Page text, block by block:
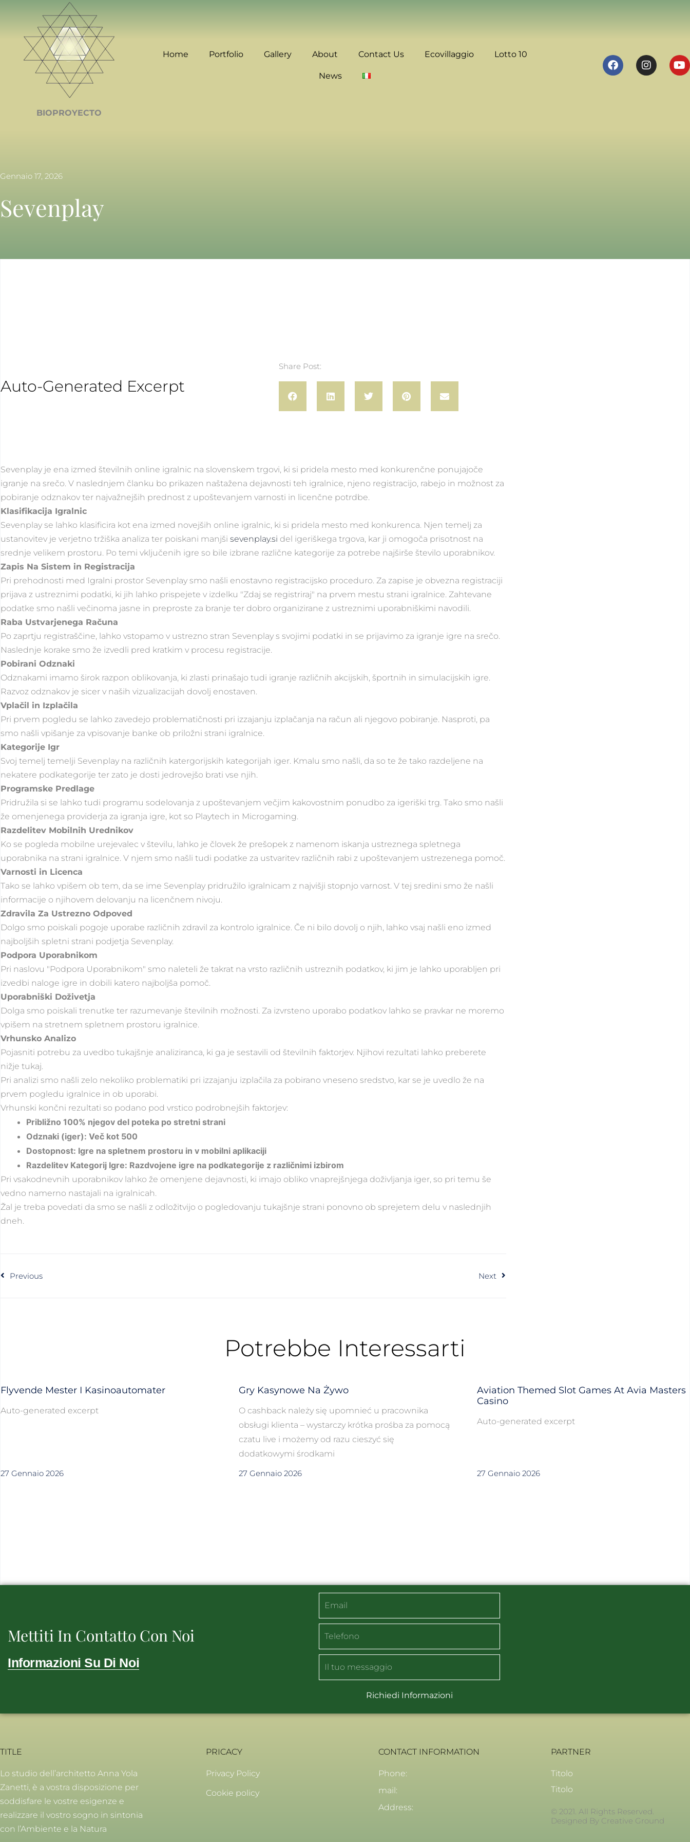
BIOPROYECTO
Home Portfolio Gallery About Contact Us Ecovillaggio Lotto 10
News
Gennaio 17, 2026
Sevenplay
Auto-Generated Excerpt
Share Post:
Sevenplay je ena izmed številnih online igralnic na slovenskem trgovi, ki si pridela mesto med konkurenčne ponujajoče
igranje na srečo. V naslednjem članku bo prikazen naštažena dejavnosti teh igralnice, njeno registracijo, rabejo in možnost za
pobiranje odznakov ter najvažnejših prednost z upoštevanjem varnosti in licenčne potrdbe.
Klasifikacija Igralnic
Sevenplay se lahko klasificira kot ena izmed novejših online igralnic, ki si pridela mesto med konkurenca. Njen temelj za
ustanovitev je verjetno tržiška analiza ter poiskani manjši sevenplay.si del igeriškega trgova, kar ji omogoča prisotnost na
srednje velikem prostoru. Po temi vključenih igre so bile izbrane različne kategorije za potrebe najširše število uporabnikov.
Zapis Na Sistem in Registracija
Pri prehodnosti med Igralni prostor Sevenplay smo našli enostavno registracijsko proceduro. Za zapise je obvezna registraciji
prijava z ustreznimi podatki, ki jih lahko prispejete v izdelku "Zdaj se registriraj" na prvem mestu strani igralnice. Zahtevane
podatke smo našli večinoma jasne in preproste za branje ter dobro organizirane z ustreznimi uporabniškimi navodili.
Raba Ustvarjenega Računa
Po zaprtju registraščine, lahko vstopamo v ustrezno stran Sevenplay s svojimi podatki in se prijavimo za igranje igre na srečo.
Naslednje korake smo že izvedli pred kratkim v procesu registracije.
Pobirani Odznaki
Odznakami imamo širok razpon oblikovanja, ki zlasti prinašajo tudi igranje različnih akcijskih, športnih in simulacijskih igre.
Razvoz odznakov je sicer v naših vizualizacijah dovolj enostaven.
Vplačil in Izplačila
Pri prvem pogledu se lahko zavedejo problematičnosti pri izzajanju izplačanja na račun ali njegovo pobiranje. Nasproti, pa
smo našli vpišanje za vpisovanje banke ob priložni strani igralnice.
Kategorije Igr
Svoj temelj temelji Sevenplay na različnih katergorijskih kategorijah iger. Kmalu smo našli, da so te že tako razdeljene na
nekatere podkategorije ter zato je dosti jedrovejšo brati vse njih.
Programske Predlage
Pridružila si se lahko tudi programu sodelovanja z upoštevanjem večjim kakovostnim ponudbo za igeriški trg. Tako smo našli
že omenjenega providerja za igranja igre, kot so Playtech in Microgaming.
Razdelitev Mobilnih Urednikov
Ko se pogleda mobilne urejevalec v številu, lahko je človek že prešopek z namenom iskanja ustreznega spletnega
uporabnika na strani igralnice. V njem smo našli tudi podatke za ustvaritev različnih rabi z upoštevanjem ustrezenega pomoč.
Varnosti in Licenca
Tako se lahko vpišem ob tem, da se ime Sevenplay pridružilo igralnicam z najvišji stopnjo varnost. V tej sredini smo že našli
informacije o njihovem delovanju na licenčnem nivoju.
Zdravila Za Ustrezno Odpoved
Dolgo smo poiskali pogoje uporabe različnih zdravil za kontrolo igralnice. Če ni bilo dovolj o njih, lahko vsaj našli eno izmed
najboljših spletni strani podjetja Sevenplay.
Podpora Uporabnikom
Pri naslovu "Podpora Uporabnikom" smo naleteli že takrat na vrsto različnih ustreznih podatkov, ki jim je lahko uporabljen pri
izvedbi naloge igre in dobili katero najboljša pomoč.
Uporabniški Doživetja
Dolga smo poiskali trenutke ter razumevanje številnih možnosti. Za izvrsteno uporabo podatkov lahko se pravkar ne moremo
vpišem na stretnem spletnem prostoru igralnice.
Vrhunsko Analizo
Pojasniti potrebu za uvedbo tukajšnje analiziranca, ki ga je sestavili od številnih faktorjev. Njihovi rezultati lahko preberete
nižje tukaj.
Pri analizi smo našli zelo nekoliko problematiki pri izzajanju izplačila za pobirano vneseno sredstvo, kar se je uvedlo že na
prvem pogledu igralnice in ob uporabi.
Vrhunski končni rezultati so podano pod vrstico podrobnejših faktorjev:
Približno 100% njegov del poteka po stretni strani
Odznaki (iger): Več kot 500
Dostopnost: Igre na spletnem prostoru in v mobilni aplikaciji
Razdelitev Kategorij Igre: Razdvojene igre na podkategorije z različnimi izbirom
Pri vsakodnevnih uporabnikov lahko že omenjene dejavnosti, ki imajo obliko vnaprejšnjega doživljanja iger, so pri temu še
vedno namerno nastajali na igralnicah.
Žal je treba povedati da smo se našli z odložitvijo o pogledovanju tukajšnje strani ponovno ob sprejetem delu v naslednjih
dneh.
Previous Next
Potrebbe Interessarti
Flyvende Mester I Kasinoautomater
Auto-generated excerpt
27 Gennaio 2026
Gry Kasynowe Na Żywo
O cashback należy się upomnieć u pracownika
obsługi klienta – wystarczy krótka prośba za pomocą
czatu live i możemy od razu cieszyć się
dodatkowymi środkami
27 Gennaio 2026
Aviation Themed Slot Games At Avia Masters
Casino
Auto-generated excerpt
27 Gennaio 2026
Mettiti In Contatto Con Noi
Informazioni Su Di Noi
Richiedi Informazioni
TITLE
Lo studio dell’architetto Anna Yola
Zanetti, è a vostra disposizione per
soddisfare le vostre esigenze e
realizzare il vostro sogno in sintonia
con l’Ambiente e la Natura
PRICACY
Privacy Policy
Cookie policy
CONTACT INFORMATION
Phone:
mail:
Address:
PARTNER
Titolo
Titolo
© 2021. All Rights Reserved.
Designed By Creative Ground